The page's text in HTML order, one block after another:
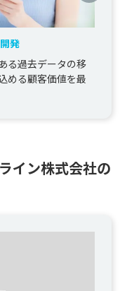
発
る過去データの移
める顧客価値を最
イン株式会社の